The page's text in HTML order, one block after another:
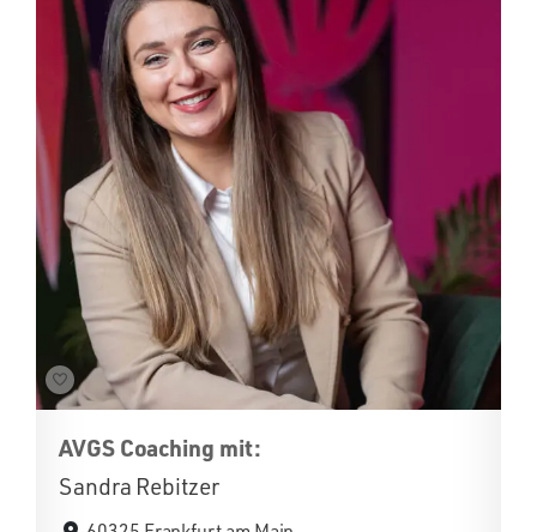
AVGS Coaching mit:
Sandra Rebitzer